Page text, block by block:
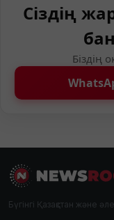
Сіздің
Біздің
Бүгінгі Қазақстан және